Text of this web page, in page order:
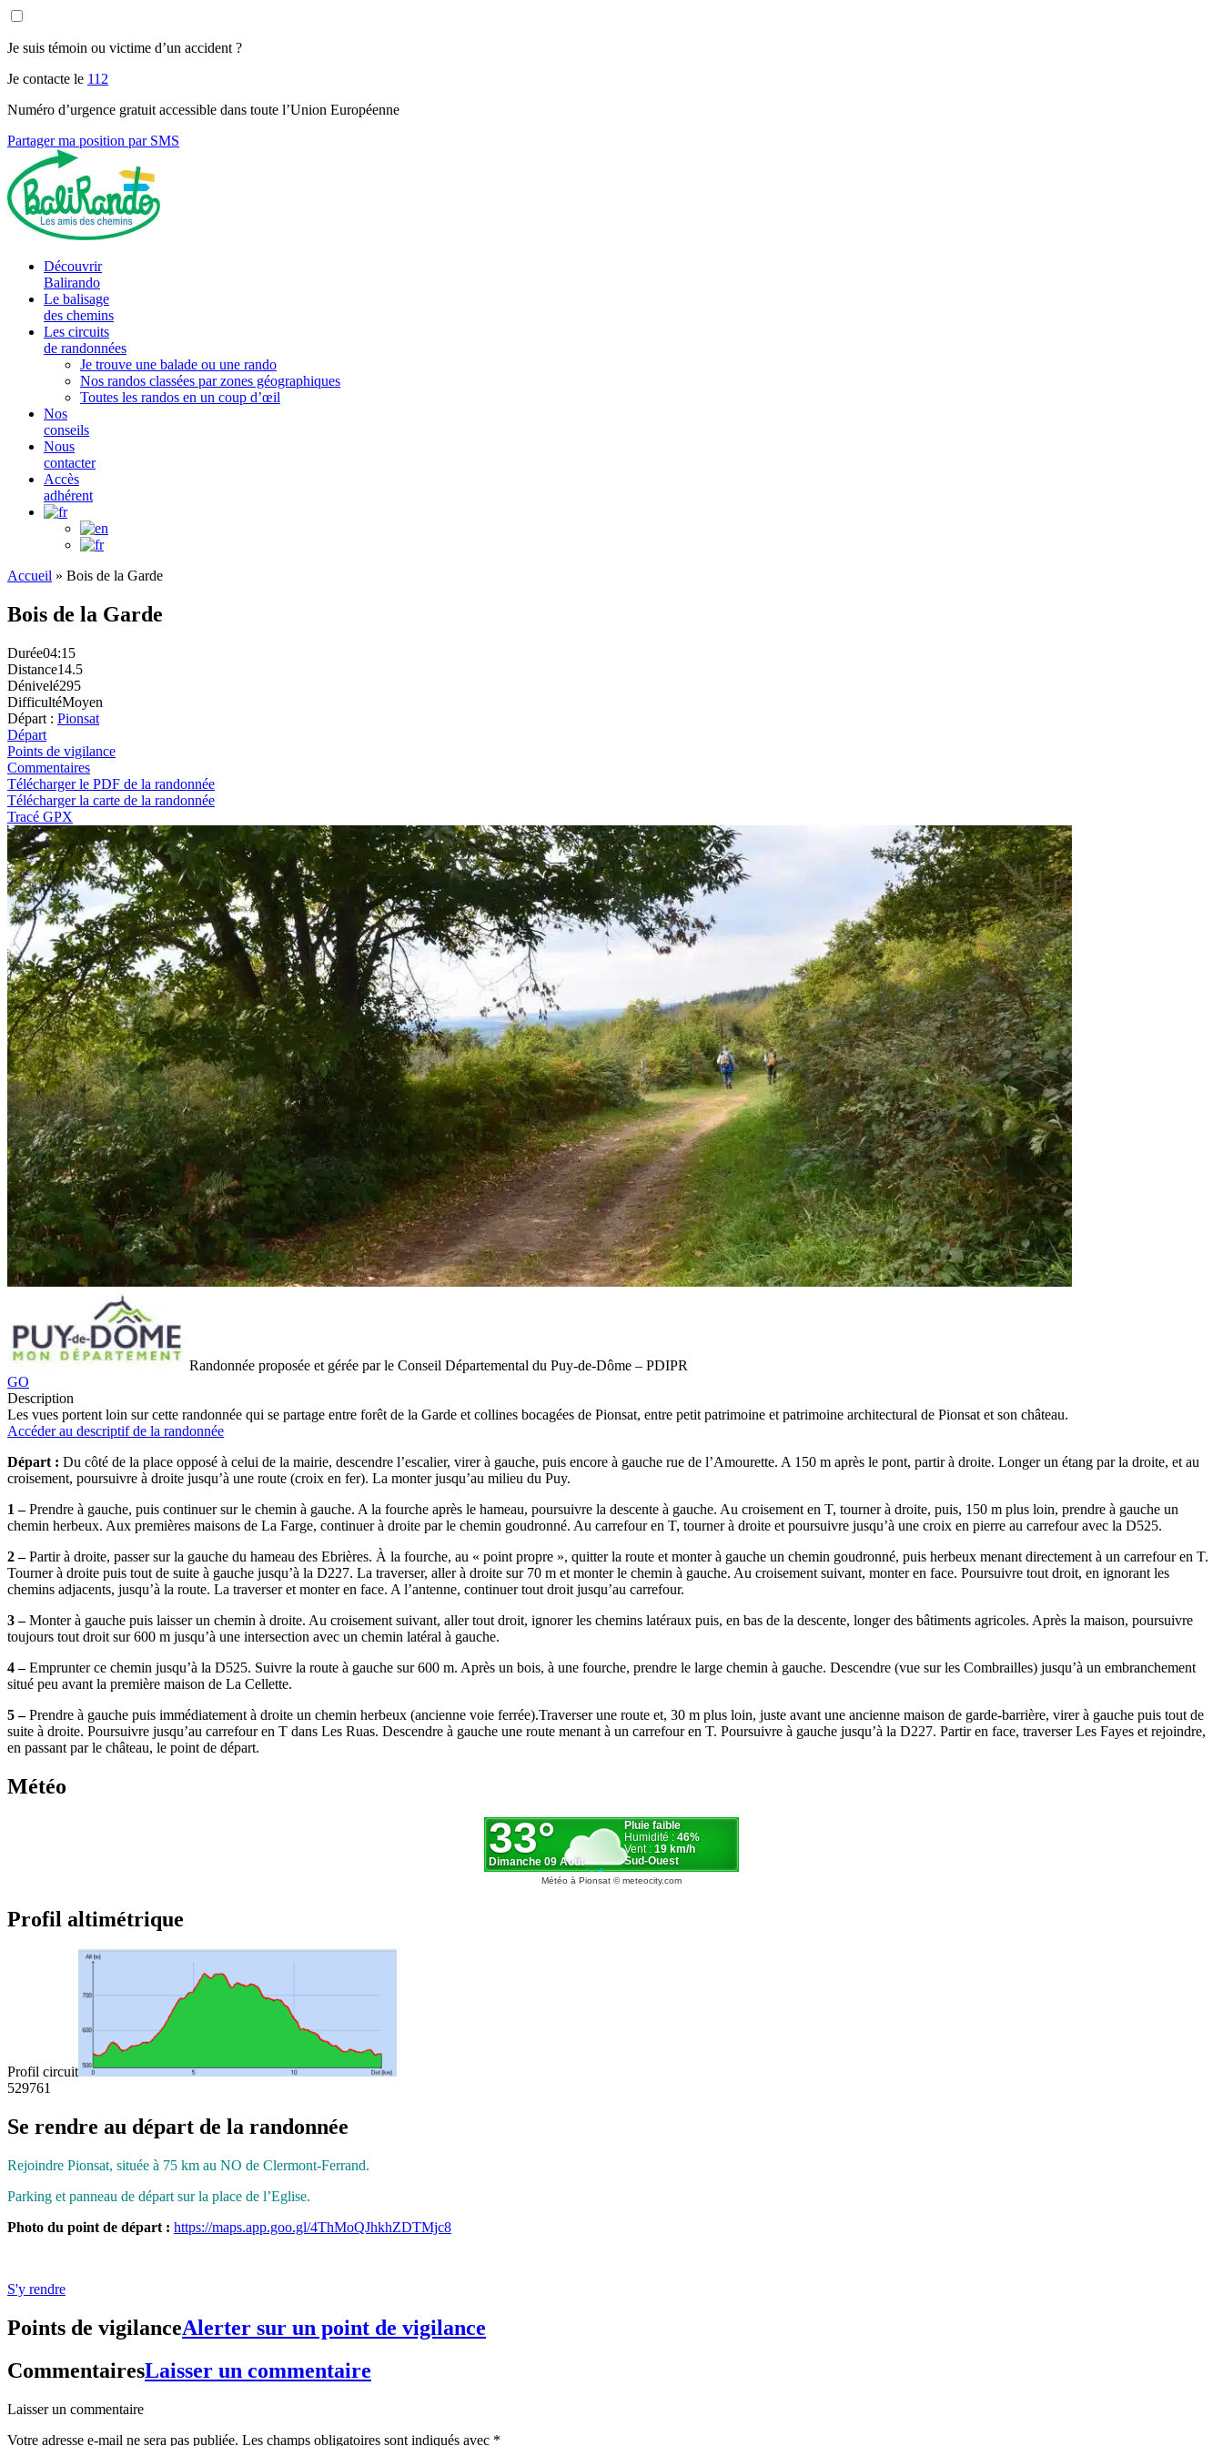
Je suis témoin ou victime d’un accident ?
Je contacte le 112
Numéro d’urgence gratuit accessible dans toute l’Union Européenne
Partager ma position par SMS
Découvrir
Balirando
Le balisage
des chemins
Les circuits
de randonnées
Je trouve une balade ou une rando
Nos randos classées par zones géographiques
Toutes les randos en un coup d’œil
Nos
conseils
Nous
contacter
Accès
adhérent
Accueil » Bois de la Garde
Bois de la Garde
Durée04:15
Distance14.5
Dénivelé295
DifficultéMoyen
Départ : Pionsat
Départ
Points de vigilance
Commentaires
Télécharger le PDF de la randonnée
Télécharger la carte de la randonnée
Tracé GPX
Randonnée proposée et gérée par le Conseil Départemental du Puy-de-Dôme – PDIPR
GO
Description
Les vues portent loin sur cette randonnée qui se partage entre forêt de la Garde et collines bocagées de Pionsat, entre petit patrimoine et patrimoine architectural de Pionsat et son château.
Accéder au descriptif de la randonnée
Départ : Du côté de la place opposé à celui de la mairie, descendre l’escalier, virer à gauche, puis encore à gauche rue de l’Amourette. A 150 m après le pont, partir à droite. Longer un étang par la droite, et au
croisement, poursuivre à droite jusqu’à une route (croix en fer). La monter jusqu’au milieu du Puy.
1 –Prendre à gauche, puis continuer sur le chemin à gauche. A la fourche après le hameau, poursuivre la descente à gauche. Au croisement en T, tourner à droite, puis, 150 m plus loin, prendre à gauche un
chemin herbeux. Aux premières maisons de La Farge, continuer à droite par le chemin goudronné. Au carrefour en T, tourner à droite et poursuivre jusqu’à une croix en pierre au carrefour avec la D525.
2 –Partir à droite, passer sur la gauche du hameau des Ebrières. À la fourche, au « point propre », quitter la route et monter à gauche un chemin goudronné, puis herbeux menant directement à un carrefour en T.
Tourner à droite puis tout de suite à gauche jusqu’à la D227. La traverser, aller à droite sur 70 m et monter le chemin à gauche. Au croisement suivant, monter en face. Poursuivre tout droit, en ignorant les
chemins adjacents, jusqu’à la route. La traverser et monter en face. A l’antenne, continuer tout droit jusqu’au carrefour.
3 –Monter à gauche puis laisser un chemin à droite. Au croisement suivant, aller tout droit, ignorer les chemins latéraux puis, en bas de la descente, longer des bâtiments agricoles. Après la maison, poursuivre
toujours tout droit sur 600 m jusqu’à une intersection avec un chemin latéral à gauche.
4 –Emprunter ce chemin jusqu’à la D525. Suivre la route à gauche sur 600 m. Après un bois, à une fourche, prendre le large chemin à gauche. Descendre (vue sur les Combrailles) jusqu’à un embranchement
situé peu avant la première maison de La Cellette.
5 –Prendre à gauche puis immédiatement à droite un chemin herbeux (ancienne voie ferrée).Traverser une route et, 30 m plus loin, juste avant une ancienne maison de garde-barrière, virer à gauche puis tout de
suite à droite. Poursuivre jusqu’au carrefour en T dans Les Ruas. Descendre à gauche une route menant à un carrefour en T. Poursuivre à gauche jusqu’à la D227. Partir en face, traverser Les Fayes et rejoindre,
en passant par le château, le point de départ.
Météo
Météo à Pionsat © meteocity.com
Profil altimétrique
Profil circuit
529761
Se rendre au départ de la randonnée
Rejoindre Pionsat, située à 75 km au NO de Clermont-Ferrand.
Parking et panneau de départ sur la place de l’Eglise.
Photo du point de départ : https://maps.app.goo.gl/4ThMoQJhkhZDTMjc8
S'y rendre
Points de vigilanceAlerter sur un point de vigilance
CommentairesLaisser un commentaire
Laisser un commentaire
Votre adresse e-mail ne sera pas publiée. Les champs obligatoires sont indiqués avec *